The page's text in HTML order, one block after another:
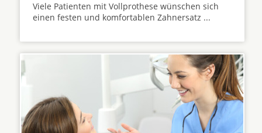
Viele Patienten mit Vollprothese wünschen sich
einen festen und komfortablen Zahnersatz ...